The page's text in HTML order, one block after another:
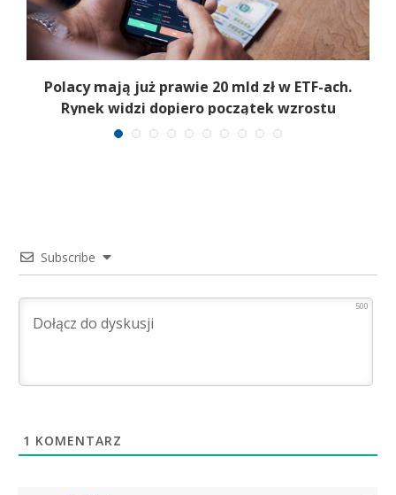
Polacy mają już prawie 20 mld zł w ETF-ach.
Rynek widzi dopiero początek wzrostu
Subscribe
500
1 KOMENTARZ